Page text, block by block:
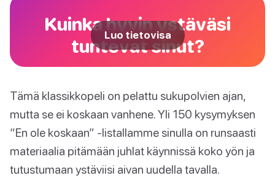
Kuinka hyvin ystäväsi
tuntevat sinut?
Luo tietovisa
Tämä klassikkopeli on pelattu sukupolvien ajan,
mutta se ei koskaan vanhene. Yli 150 kysymyksen
“En ole koskaan” -listallamme sinulla on runsaasti
materiaalia pitämään juhlat käynnissä koko yön ja
tutustumaan ystäviisi aivan uudella tavalla.